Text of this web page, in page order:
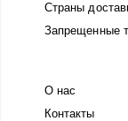
Страны
Запрещенные
О нас
Контакты